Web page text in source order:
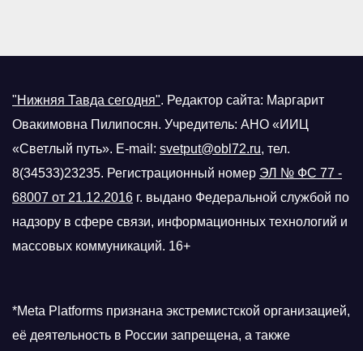
"Нижняя Тавда сегодня". Редактор сайта: Маргарит
Овакимовна Пилипосян. Учредитель: АНО «ИИЦ
«Светлый путь». E-mail: svetput@obl72.ru, тел.
8(34533)23235. Регистрационный номер ЭЛ № ФС 77 -
68007 от 21.12.2016 г. выдано Федеральной службой по
надзору в сфере связи, информационных технологий и
массовых коммуникаций. 16+
*Meta Platforms признана экстремистской организацией,
её деятельность в России запрещена, а также